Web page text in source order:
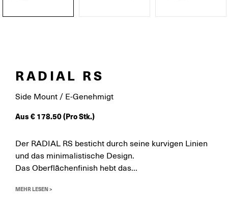
RADIAL RS
Side Mount / E-Genehmigt
Aus€ 178.50(Pro Stk.)
Der RADIAL RS besticht durch seine kurvigen Linien
und das minimalistische Design.
Das Oberflächenfinish hebt das...
MEHR LESEN >